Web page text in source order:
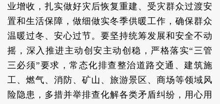
业增收，扎实做好灾后恢复重建、受灾群众过渡安
置和生活保障，做细做实冬季供暖工作，确保群众
温暖过冬、安心过节。要坚持统筹发展和安全不动
摇，深入推进主动创安主动创稳，严格落实“三管
三必须”要求，常态化排查整治道路交通、建筑施
工、燃气、消防、矿山、旅游景区、商场等领域风
险隐患，多措并举排查化解各类矛盾纠纷，用心用